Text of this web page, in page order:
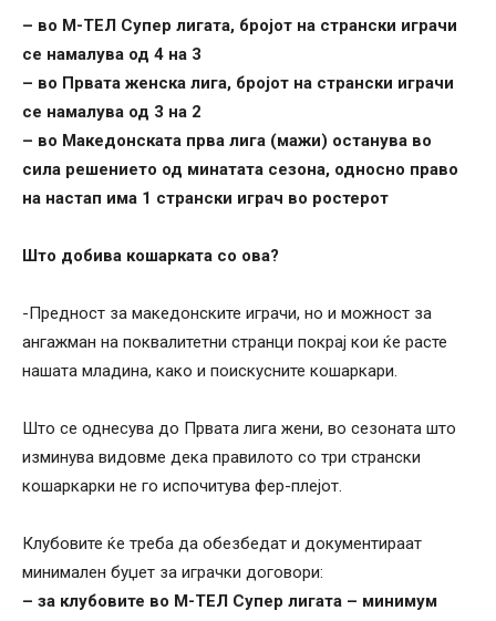
– во М-ТЕЛ Супер лигата, бројот на странски играчи
се намалува од 4 на 3
– во Првата женска лига, бројот на странски играчи
се намалува од 3 на 2
– во Македонската прва лига (мажи) останува во
сила решението од минатата сезона, односно право
на настап има 1 странски играч во ростерот
Што добива кошарката со ова?
-Предност за македонските играчи, но и можност за
ангажман на поквалитетни странци покрај кои ќе расте
нашата младина, како и поискусните кошаркари.
Што се однесува до Првата лига жени, во сезоната што
изминува видовме дека правилото со три странски
кошаркарки не го испочитува фер-плејот.
Клубовите ќе треба да обезбедат и документираат
минимален буџет за играчки договори:
– за клубовите во М-ТЕЛ Супер лигата – минимум